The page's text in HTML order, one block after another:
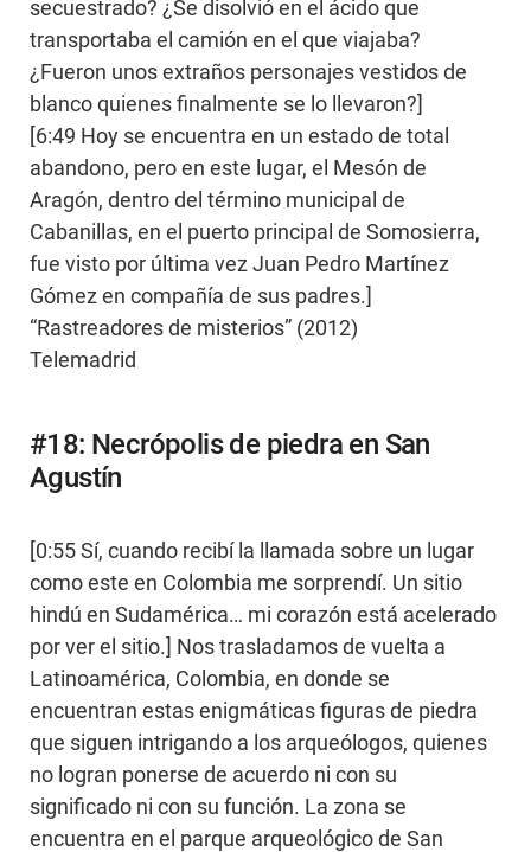
secuestrado? ¿Se disolvió en el ácido que
transportaba el camión en el que viajaba?
¿Fueron unos extraños personajes vestidos de
blanco quienes finalmente se lo llevaron?]
[6:49 Hoy se encuentra en un estado de total
abandono, pero en este lugar, el Mesón de
Aragón, dentro del término municipal de
Cabanillas, en el puerto principal de Somosierra,
fue visto por última vez Juan Pedro Martínez
Gómez en compañía de sus padres.]
“Rastreadores de misterios” (2012)
Telemadrid
#18: Necrópolis de piedra en San
Agustín
[0:55 Sí, cuando recibí la llamada sobre un lugar
como este en Colombia me sorprendí. Un sitio
hindú en Sudamérica… mi corazón está acelerado
por ver el sitio.] Nos trasladamos de vuelta a
Latinoamérica, Colombia, en donde se
encuentran estas enigmáticas figuras de piedra
que siguen intrigando a los arqueólogos, quienes
no logran ponerse de acuerdo ni con su
significado ni con su función. La zona se
encuentra en el parque arqueológico de San